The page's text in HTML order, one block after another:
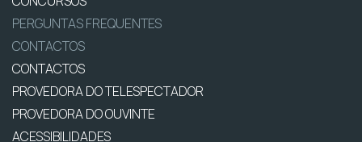
PERGUNTAS FREQUENTES
CONTACTOS
CONTACTOS
PROVEDORA DO TELESPECTADOR
PROVEDORA DO OUVINTE
ACESSIBILIDADES